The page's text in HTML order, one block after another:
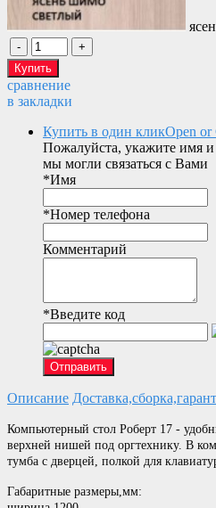
сравнение
в закладки
Купить в один кликOpen or
Пожалуйста, укажите имя
мы могли связаться с Вами
*Имя
*Номер телефона
Комментарий
*Введите код
Отправить
Описание
Компьютерный стол Роберт 17 -
верхней нишей под оргтехнику. В
тумба с дверцей, полкой для
Габаритные размеры,мм: